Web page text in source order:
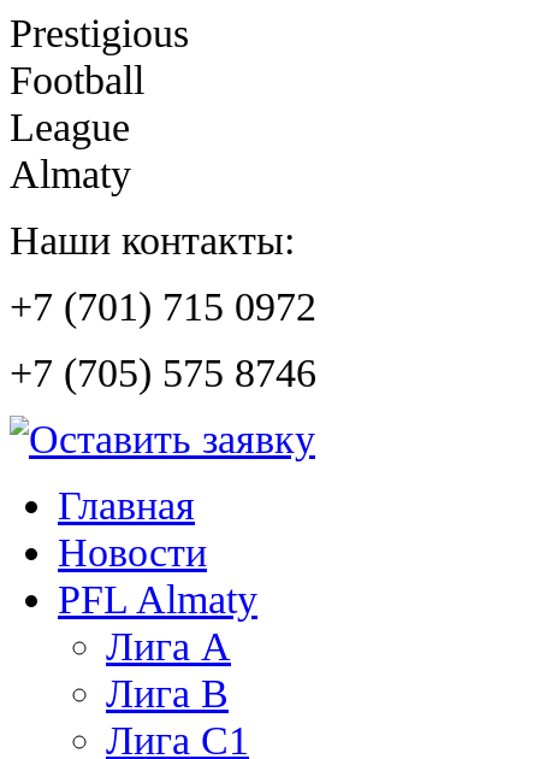
Prestigious
Football
League
Almaty
Наши контакты:
+7 (701) 715 0972
+7 (705) 575 8746
Главная
Новости
PFL Almaty
Лига A
Лига В
Лига С1